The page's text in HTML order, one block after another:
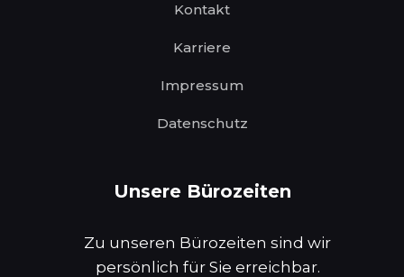
Kontakt
Karriere
Impressum
Datenschutz
Unsere Bürozeiten
Zu unseren Bürozeiten sind wir
persönlich für Sie erreichbar.